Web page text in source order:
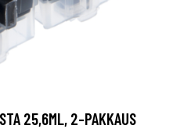
25,6ML, 2-PAKKAUS